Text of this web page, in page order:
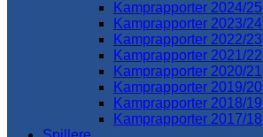
Kamprapporter 2024/25
Kamprapporter 2023/24
Kamprapporter 2022/23
Kamprapporter 2021/22
Kamprapporter 2020/21
Kamprapporter 2019/20
Kamprapporter 2018/19
Kamprapporter 2017/18